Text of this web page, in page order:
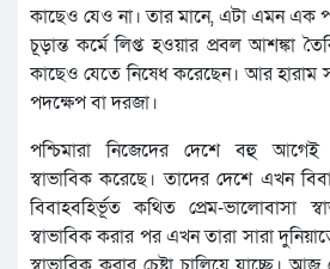
কাছেও যেও না। তার মানে, এটা এমন এক
চূড়ান্ত কর্মে লিপ্ত হওয়ার প্রবল আশঙ্কা
কাছেও যেতে নিষেধ করেছেন। আর হারাম
পদক্ষেপ বা দরজা।
পশ্চিমারা নিজেদের দেশে বহু আগেই
স্বাভাবিক করেছে। তাদের দেশে এখন
বিবাহবহির্ভূত কথিত প্রেম-ভালোবাসা
স্বাভাবিক করার পর এখন তারা সারা